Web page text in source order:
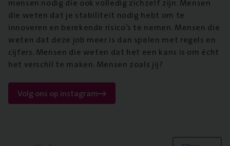
die weten dat je stabiliteit nodig hebt om te
innoveren en berekende risico’s te nemen. Mensen die
weten dat deze job meer is dan spelen met regels en
cijfers. Mensen die weten dat het een kans is om écht
het verschil te maken. Mensen zoals jij?
Volg ons op instagram